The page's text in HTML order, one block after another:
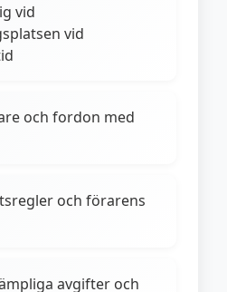
vid
vid
och fordon med
och förarens
avgifter och